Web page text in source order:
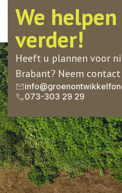
We
verder!
Heeft u plannen voor
Brabant? Neem
073-303 29 29